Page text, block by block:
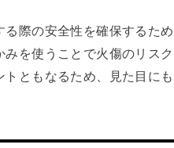
る際の安全性を確保するた
みを使うことで火傷のリス
ともなるため、見た目に